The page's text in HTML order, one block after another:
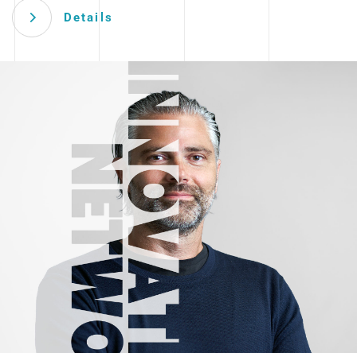
Details